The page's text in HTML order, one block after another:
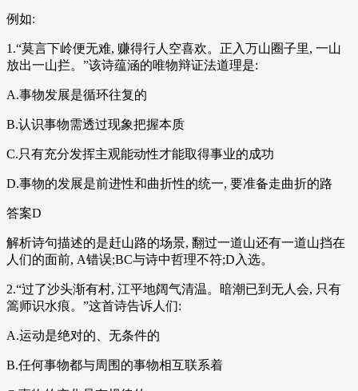
例如:
1.“莫言下岭便无难, 赚得行人空喜欢。正入万山圈子里, 一山
放出一山拦。”该诗蕴涵的唯物辩证法道理是:
A.事物发展是循环往复的
B.认识事物需透过现象把握本质
C.只有充分发挥主观能动性才能取得事业的成功
D.事物的发展是前进性和曲折性的统一, 要准备走曲折的路
答案D
解析诗句描述的是赶山路的场景, 翻过一道山还有一道山挡在
人们的面前, A错误;BC与诗中哲理不符;D入选。
2.“过了沙头渐有村, 江平地阔气清温。暗潮已到无人会, 只有
篙师识水痕。”这首诗告诉人们:
A.运动是绝对的、无条件的
B.任何事物都与周围的事物相互联系着